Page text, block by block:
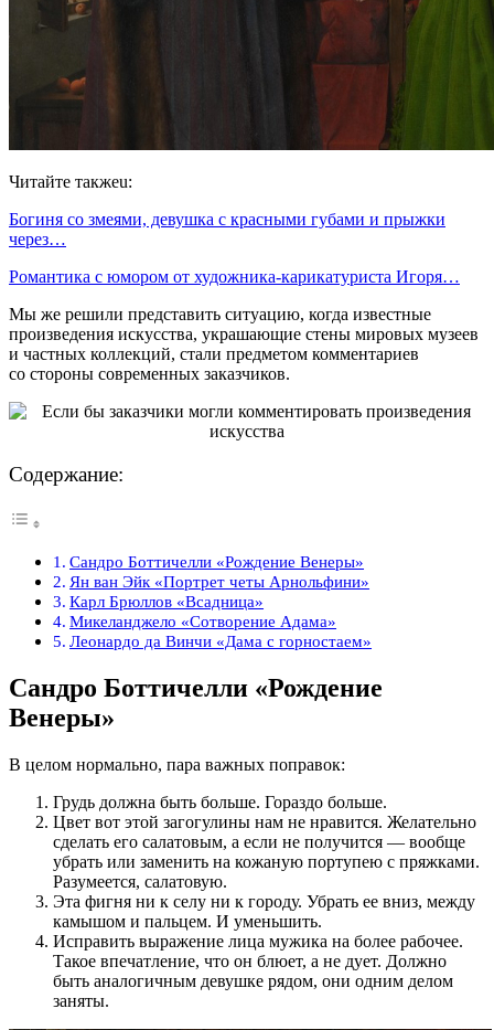
Читайте такжеu:
Богиня со змеями, девушка с красными губами и прыжки
через…
Романтика с юмором от художника-карикатуриста Игоря…
Мы же решили представить ситуацию, когда известные
произведения искусства, украшающие стены мировых музеев
и частных коллекций, стали предметом комментариев
со стороны современных заказчиков.
Содержание:
Сандро Боттичелли «Рождение Венеры»
Ян ван Эйк «Портрет четы Арнольфини»
Карл Брюллов «Всадница»
Микеланджело «Сотворение Адама»
Леонардо да Винчи «Дама с горностаем»
Сандро Боттичелли «Рождение
Венеры»
В целом нормально, пара важных поправок:
Грудь должна быть больше. Гораздо больше.
Цвет вот этой загогулины нам не нравится. Желательно
сделать его салатовым, а если не получится — вообще
убрать или заменить на кожаную портупею с пряжками.
Разумеется, салатовую.
Эта фигня ни к селу ни к городу. Убрать ее вниз, между
камышом и пальцем. И уменьшить.
Исправить выражение лица мужика на более рабочее.
Такое впечатление, что он блюет, а не дует. Должно
быть аналогичным девушке рядом, они одним делом
заняты.